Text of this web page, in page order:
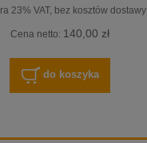
23% VAT, bez kosztów dostawy
Cena netto: 140,00 zł
do koszyka